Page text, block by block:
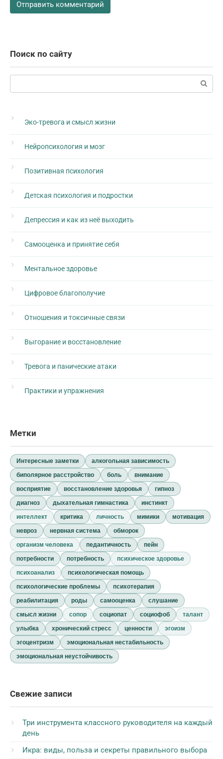
Поиск по сайту
Поиск:
Эко-тревога и смысл жизни
Нейропсихология и мозг
Позитивная психология
Детская психология и подростки
Депрессия и как из неё выходить
Самооценка и принятие себя
Ментальное здоровье
Цифровое благополучие
Отношения и токсичные связи
Выгорание и восстановление
Тревога и панические атаки
Практики и упражнения
Метки
Интересные заметки
алкогольная зависимость
биполярное расстройство
боль
внимание
восприятие
восстановление здоровья
гипноз
диагноз
дыхательная гимнастика
инстинкт
интеллект
критика личность мимики
мотивация
невроз
нервная система
обморок
организм человека
педантичность
пейн
потребности
потребность
психическое здоровье
психоанализ
психологическая помощь
психологические проблемы
психотерапия
реабилитация
роды самооценка
слушание
смысл жизни
сопор социопат социофоб
талант
улыбка
хронический стресс ценности
эгоизм
эгоцентризм
эмоциональная нестабильность
эмоциональная неустойчивость
Свежие записи
Три инструмента классного руководителя на каждый
день
Икра: виды, польза и секреты правильного выбора